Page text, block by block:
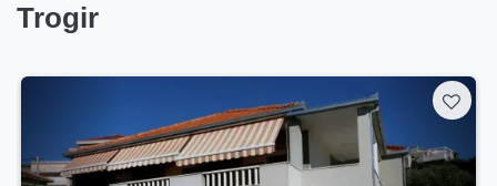
Trogir